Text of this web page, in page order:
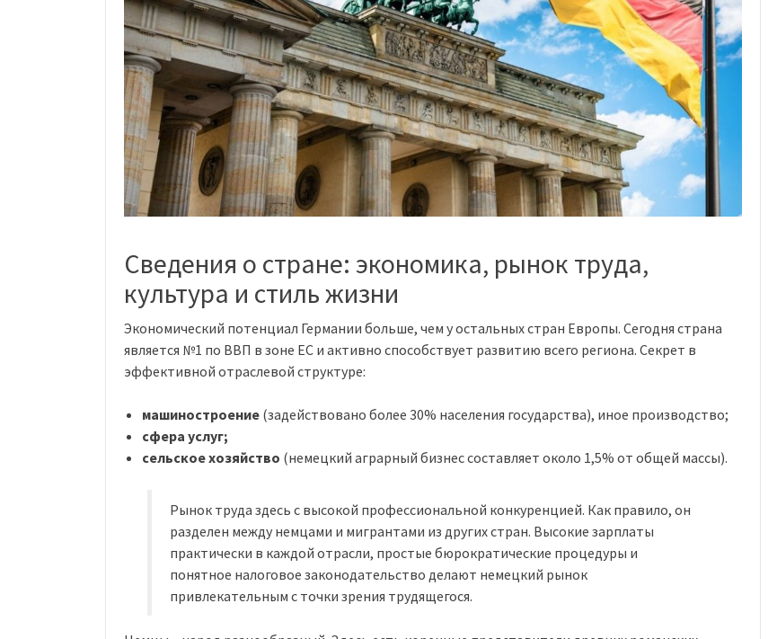
Сведения о стране: экономика, рынок труда,
культура и стиль жизни
Экономический потенциал Германии больше, чем у остальных стран Европы. Сегодня страна
является №1 по ВВП в зоне ЕС и активно способствует развитию всего региона. Секрет в
эффективной отраслевой структуре:
машиностроение (задействовано более 30% населения государства), иное производство;
сфера услуг;
сельское хозяйство (немецкий аграрный бизнес составляет около 1,5% от общей массы).
Рынок труда здесь с высокой профессиональной конкуренцией. Как правило, он
разделен между немцами и мигрантами из других стран. Высокие зарплаты
практически в каждой отрасли, простые бюрократические процедуры и
понятное налоговое законодательство делают немецкий рынок
привлекательным с точки зрения трудящегося.